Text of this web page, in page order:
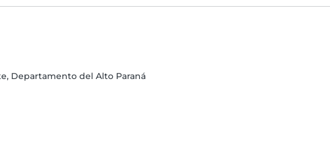
Departamento del Alto Paraná